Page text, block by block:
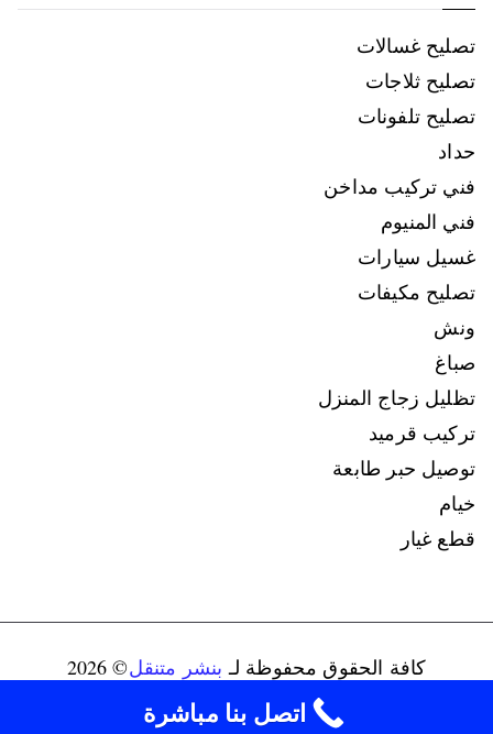
تصليح غسالات
تصليح ثلاجات
تصليح تلفونات
حداد
فني تركيب مداخن
فني المنيوم
غسيل سيارات
تصليح مكيفات
ونش
صباغ
تظليل زجاج المنزل
تركيب قرميد
توصيل حبر طابعة
خيام
قطع غيار
كافة الحقوق محفوظة لـ بنشر متنقل© 2026
connect@ads-kuwait.net
+96598080146‬اتصل بنا مباشرة